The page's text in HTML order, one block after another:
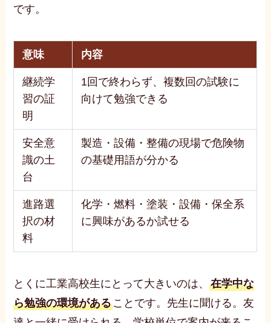
です。
意味 内容
継続学
習の証
明
1回で終わらず、複数回の試験に
向けて勉強できる
安全意
識の土
台
製造・設備・整備の現場で危険物
の基礎用語が分かる
進路選
択の材
料
化学・燃料・塗装・設備・保全系
に興味があるか試せる
とくに工業高校生にとって大きいのは、在学中な
ら勉強の環境があることです。先生に聞ける。友